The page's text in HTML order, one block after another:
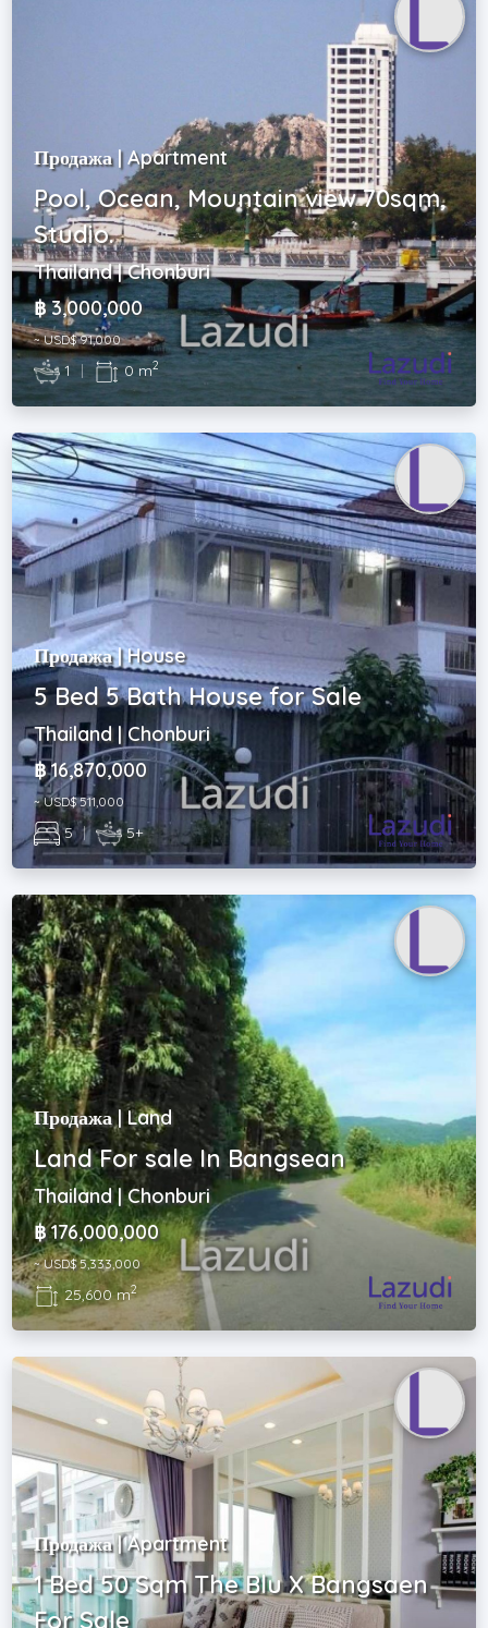
Продажа | Apartment
Pool, Ocean, Mountain view 70sqm,
Studio.
Thailand | Chonburi
฿ 3,000,000
~ USD$ 91,000
1 | 0 m2
Продажа | House
5 Bed 5 Bath House for Sale
Thailand | Chonburi
฿ 16,870,000
~ USD$ 511,000
5 | 5+
Продажа | Land
Land For sale In Bangsean
Thailand | Chonburi
฿ 176,000,000
~ USD$ 5,333,000
25,600 m2
Продажа | Apartment
1 Bed 50 Sqm The Blu X Bangsaen
For Sale